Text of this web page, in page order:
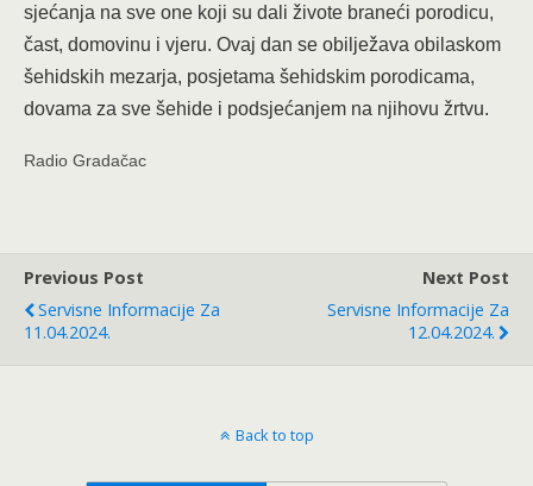
sjećanja na sve one koji su dali živote braneći porodicu,
čast, domovinu i vjeru. Ovaj dan se obilježava obilaskom
šehidskih mezarja, posjetama šehidskim porodicama,
dovama za sve šehide i podsjećanjem na njihovu žrtvu.
Radio Gradačac
Previous Post
Servisne Informacije Za
11.04.2024.
Next Post
Servisne Informacije Za
12.04.2024.
Back to top